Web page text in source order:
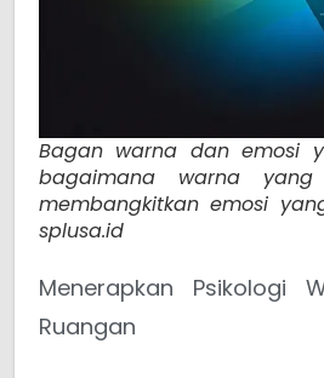
Bagan warna dan emosi
bagaimana warna
membangkitkan emosi
splusa.id
Menerapkan Psikologi
Ruangan